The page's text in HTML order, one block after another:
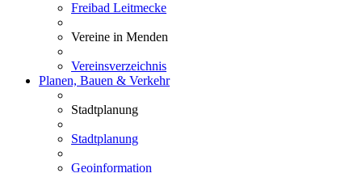
Freibad Leitmecke
Vereine in Menden
Vereinsverzeichnis
Planen, Bauen & Verkehr
Stadtplanung
Stadtplanung
Geoinformation